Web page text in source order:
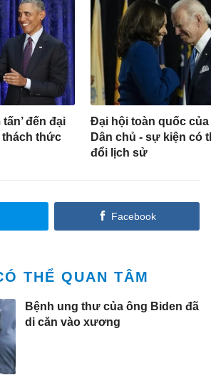
tấn’ đến đại
thách thức
Đại hội toàn quốc của
Dân chủ - sự kiện có
đổi lịch sử
Facebook
THỂ QUAN TÂM
Bệnh ung thư của ông Biden đã
di căn vào xương